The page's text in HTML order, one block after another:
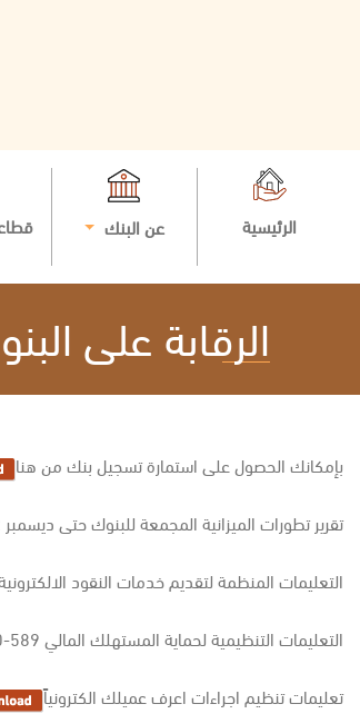
الرئيسية عن البنك
الرقابة على
بإمكانك الحصول على استمارة تسجيل بنك من هنا
تقرير تطورات الميزانية المجمعة للبنوك حتى ديسمبر 2022م
التعليمات المنظمة لتقديم خدمات النقود
التعليمات التنظيمية لحماية المستهلك المالي 589-20-8-2023م
تعليمات تنظيم اجراءات اعرف عميلك الكترونياً